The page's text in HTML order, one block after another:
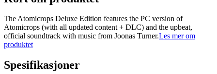
The Atomicrops Deluxe Edition features the PC version of
Atomicrops (with all updated content + DLC) and the upbeat,
official soundtrack with music from Joonas Turner.Les mer om
produktet
Spesifikasjoner